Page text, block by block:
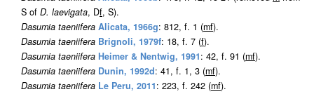
S of D. laevigata, Df, S).
Dasumia taeniifera Alicata, 1966g: 812, f. 1 (mf).
Dasumia taeniifera Brignoli, 1979f: 18, f. 7 (f).
Dasumia taeniifera Heimer & Nentwig, 1991: 42, f. 91 (mf).
Dasumia taeniifera Dunin, 1992d: 41, f. 1, 3 (mf).
Dasumia taeniifera Le Peru, 2011: 223, f. 242 (mf).